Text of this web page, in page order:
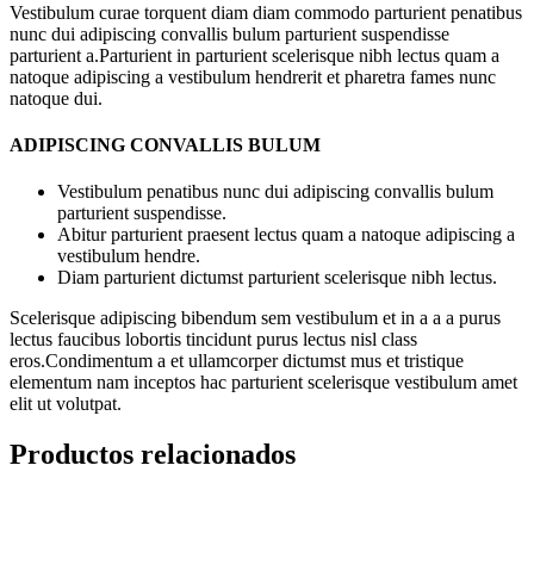
Vestibulum curae torquent diam diam commodo parturient penatibus
nunc dui adipiscing convallis bulum parturient suspendisse
parturient a.Parturient in parturient scelerisque nibh lectus quam a
natoque adipiscing a vestibulum hendrerit et pharetra fames nunc
natoque dui.
ADIPISCING CONVALLIS BULUM
Vestibulum penatibus nunc dui adipiscing convallis bulum
parturient suspendisse.
Abitur parturient praesent lectus quam a natoque adipiscing a
vestibulum hendre.
Diam parturient dictumst parturient scelerisque nibh lectus.
Scelerisque adipiscing bibendum sem vestibulum et in a a a purus
lectus faucibus lobortis tincidunt purus lectus nisl class
eros.Condimentum a et ullamcorper dictumst mus et tristique
elementum nam inceptos hac parturient scelerisque vestibulum amet
elit ut volutpat.
Productos relacionados